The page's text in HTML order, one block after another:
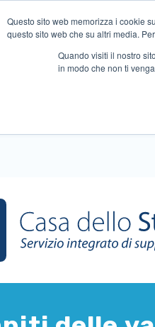
Questo sito web memorizza i cookie
questo sito web che su altri media.
Quando visiti il ​​nostro
in modo che non ti